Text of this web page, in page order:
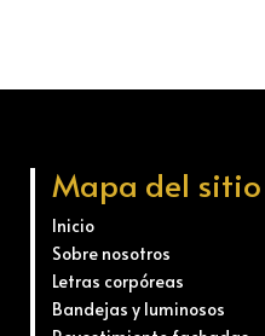
Mapa del sitio
Inicio
Sobre nosotros
Letras corpóreas
Bandejas y luminosos